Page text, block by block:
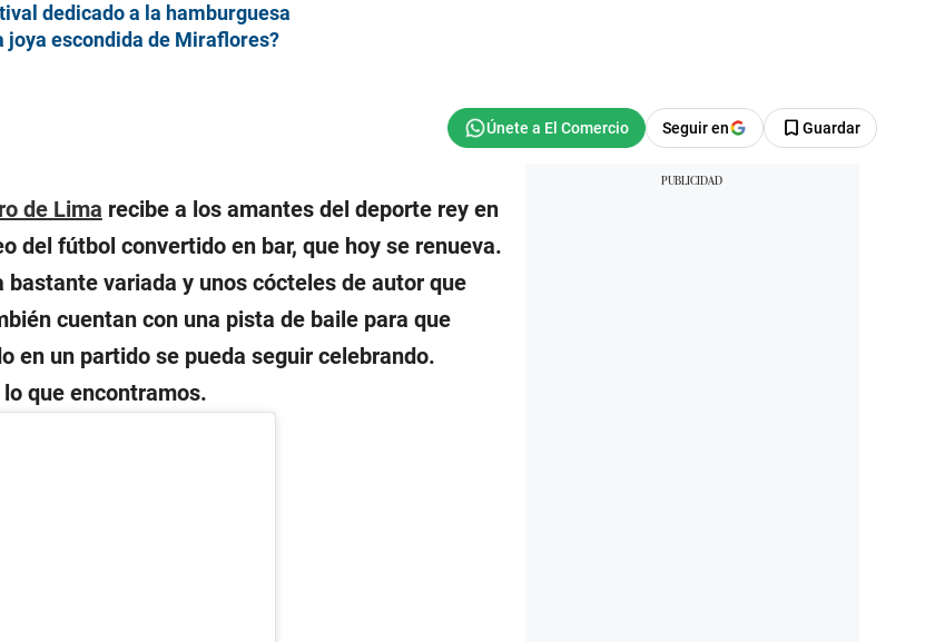
dedicado a la hamburguesa
joya escondida de Miraflores?
Seguir en Guardar
de Lima recibe a los amantes del deporte rey en
del fútbol convertido en bar, que hoy se renueva.
variada y unos cócteles de autor que
cuentan con una pista de baile para que
en un partido se pueda seguir celebrando.
que encontramos.